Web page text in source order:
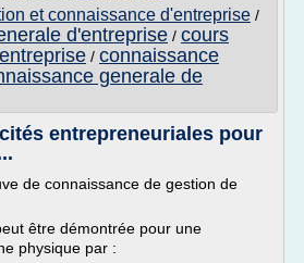
et connaissance d'entreprise /
d'entreprise / cours
/ connaissance
generale de
entrepreneuriales pour
de connaissance de gestion de
être démontrée pour une
physique par :